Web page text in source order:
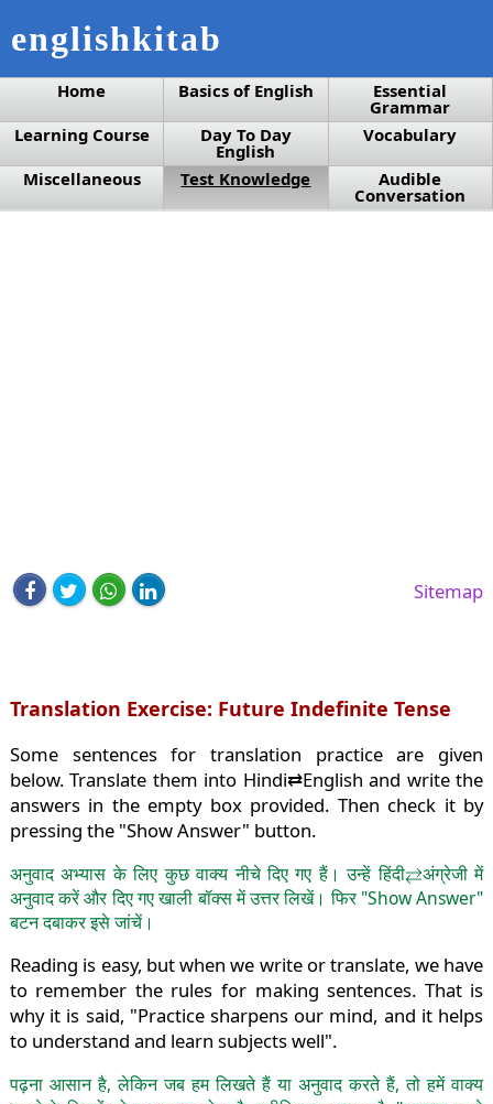
englishkitab
Home Basics of English Essential
Grammar
Learning Course
Day To Day
English
Vocabulary
Miscellaneous
Test Knowledge Audible
Conversation
Sitemap
Translation Exercise: Future Indefinite Tense
Some sentences for translation practice are given
below. Translate them into Hindi⇄English and write the
answers in the empty box provided. Then check it by
pressing the "Show Answer" button.
अनुवाद अभ्यास के लिए कुछ वाक्य नीचे दिए गए हैं। उन्हें हिंदी⇄अंग्रेजी में
अनुवाद करें और दिए गए खाली बॉक्स में उत्तर लिखें। फिर "Show Answer"
बटन दबाकर इसे जांचें।
Reading is easy, but when we write or translate, we have
to remember the rules for making sentences. That is
why it is said, "Practice sharpens our mind, and it helps
to understand and learn subjects well".
पढ़ना आसान है, लेकिन जब हम लिखते हैं या अनुवाद करते हैं, तो हमें वाक्य